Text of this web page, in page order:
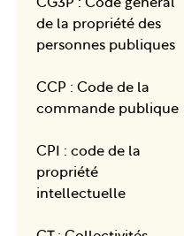
CG3P : Code général
de la propriété des
personnes publiques
CCP : Code de la
commande publique
CPI : code de la
propriété
intellectuelle